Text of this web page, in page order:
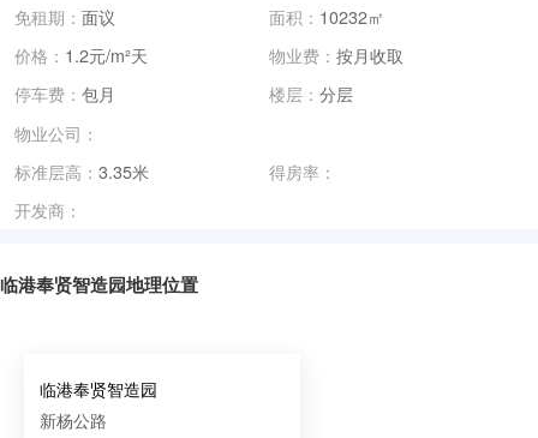
免租期： 面议 面积： 10232㎡
价格： 1.2元/m²天 物业费： 按月收取
停车费： 包月 楼层： 分层
物业公司：
标准层高： 3.35米
得房率：
开发商：
临港奉贤智造园地理位置
临港奉贤智造园
新杨公路